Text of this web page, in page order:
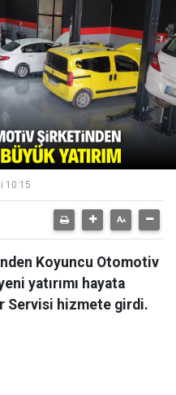
10:15
Koyuncu Otomotiv
yatırımı hayata
Servisi hizmete girdi.